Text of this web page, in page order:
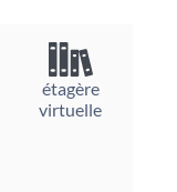
étagère
virtuelle